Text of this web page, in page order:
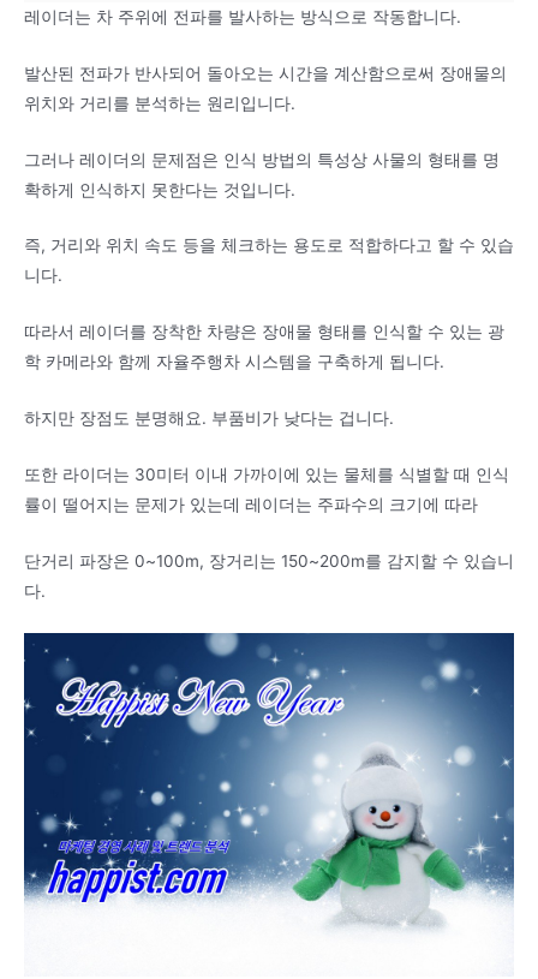
레이더는 차 주위에 전파를 발사하는 방식으로 작동합니다.
발산된 전파가 반사되어 돌아오는 시간을 계산함으로써 장애물의
위치와 거리를 분석하는 원리입니다.
그러나 레이더의 문제점은 인식 방법의 특성상 사물의 형태를 명
확하게 인식하지 못한다는 것입니다.
즉, 거리와 위치 속도 등을 체크하는 용도로 적합하다고 할 수 있습
니다.
따라서 레이더를 장착한 차량은 장애물 형태를 인식할 수 있는 광
학 카메라와 함께 자율주행차 시스템을 구축하게 됩니다.
하지만 장점도 분명해요. 부품비가 낮다는 겁니다.
또한 라이더는 30미터 이내 가까이에 있는 물체를 식별할 때 인식
률이 떨어지는 문제가 있는데 레이더는 주파수의 크기에 따라
단거리 파장은 0~100m, 장거리는 150~200m를 감지할 수 있습니
다.